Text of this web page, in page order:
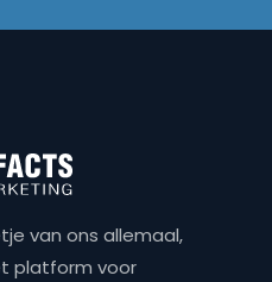
van ons allemaal,
platform voor